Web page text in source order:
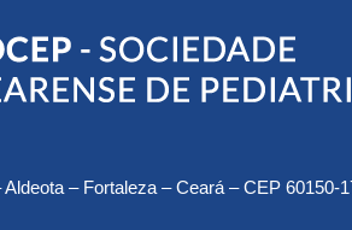
– Fortaleza – Ceará – CEP 60150-